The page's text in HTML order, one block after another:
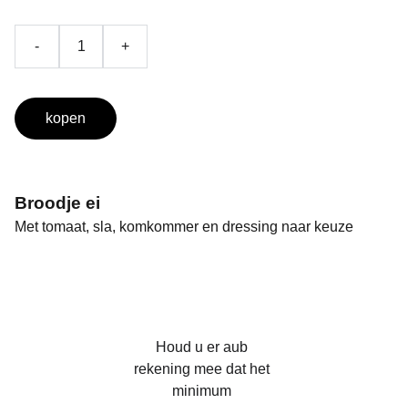
- +
kopen
Broodje ei
Met tomaat, sla, komkommer en dressing naar keuze
Houd u er aub
rekening mee dat het
minimum